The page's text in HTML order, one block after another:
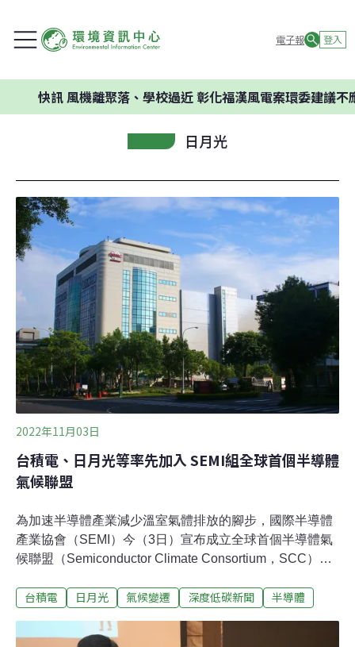
電子報 登入
風機離聚落、學校過近 彰化福漢風電案環委建議不應開發
日月光
2022年11月03日
台積電、日月光等率先加入 SEMI組全球首個半導體
氣候聯盟
為​​加速半導體產業減少溫室氣體排放的腳步，國際半導體
產業協會（SEMI）今（3日）宣布成立全球首個半導體氣
候聯盟（Semiconductor Climate Consortium，SCC），
參與，台灣有五家企業加入，由日月光、台積電、南亞
球首個半導體產業鏈聯盟 目標2050淨零碳排SEMI今（3
台積電 日月光 氣候變遷 深度低碳新聞 半導體